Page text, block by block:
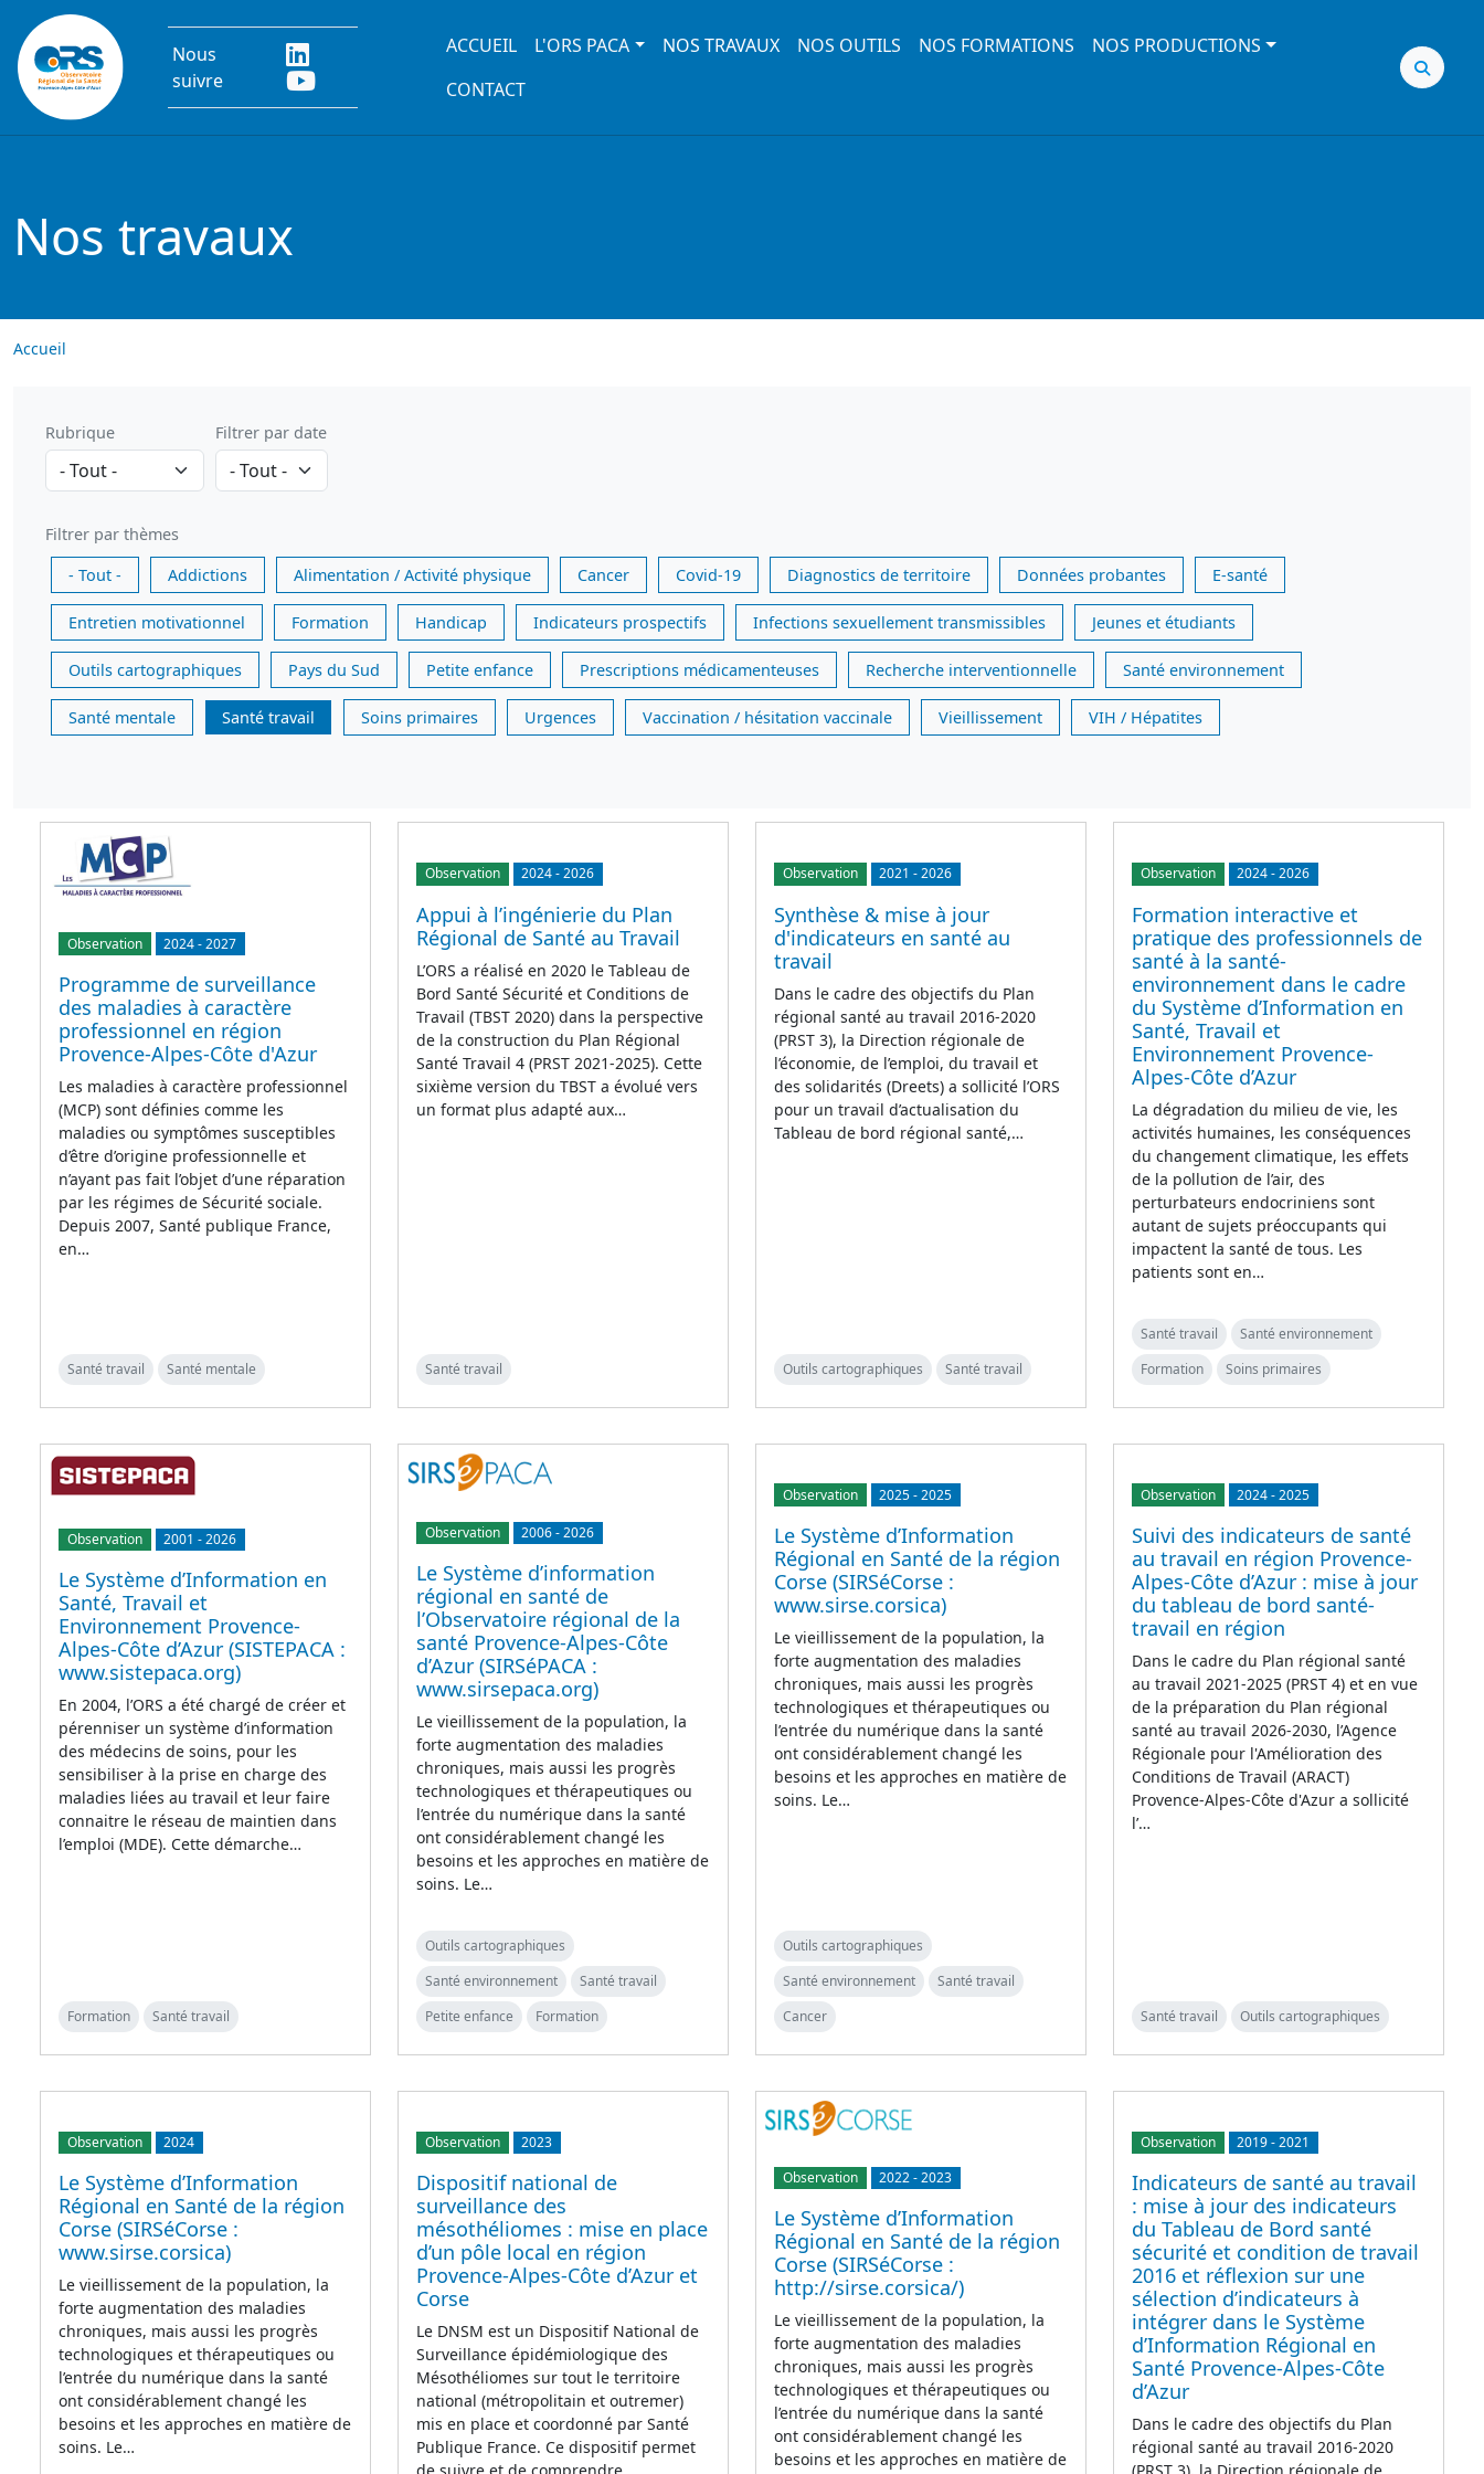
Aller au contenu principal
Nous
suivre
Main navigation
ACCUEIL L'ORS PACA NOS TRAVAUX NOS OUTILS NOS FORMATIONS
NOS PRODUCTIONS
CONTACT
Nos travaux
Accueil
Rubrique Filtrer par date
Filtrer par thèmes
- Tout -
Addictions Alimentation / Activité physique Cancer Covid-19 Diagnostics de territoire Données probantes E-santé
Entretien motivationnel Formation Handicap Indicateurs prospectifs Infections sexuellement transmissibles Jeunes et étudiants
Outils cartographiques Pays du Sud Petite enfance Prescriptions médicamenteuses Recherche interventionnelle Santé environnement
Santé mentale Santé travail Soins primaires Urgences Vaccination / hésitation vaccinale Vieillissement VIH / Hépatites
Observation 2024-2027
Programme de surveillance
des maladies à caractère
professionnel en région
Provence-Alpes-Côte d'Azur
Les maladies à caractère professionnel
(MCP) sont définies comme les
maladies ou symptômes susceptibles
d’être d’origine professionnelle et
n’ayant pas fait l’objet d’une réparation
par les régimes de Sécurité sociale.
Depuis 2007, Santé publique France,
en…
Santé travail Santé mentale
Observation 2024-2026
Appui à l’ingénierie du Plan
Régional de Santé au Travail
L’ORS a réalisé en 2020 le Tableau de
Bord Santé Sécurité et Conditions de
Travail (TBST 2020) dans la perspective
de la construction du Plan Régional
Santé Travail 4 (PRST 2021-2025). Cette
sixième version du TBST a évolué vers
un format plus adapté aux…
Santé travail
Observation 2021 -2026
Synthèse & mise à jour
d'indicateurs en santé au
travail
Dans le cadre des objectifs du Plan
régional santé au travail 2016-2020
(PRST 3), la Direction régionale de
l’économie, de l’emploi, du travail et
des solidarités (Dreets) a sollicité l’ORS
pour un travail d’actualisation du
Tableau de bord régional santé,…
Outils cartographiques Santé travail
Observation 2024-2026
Formation interactive et
pratique des professionnels de
santé à la santé-
environnement dans le cadre
du Système d’Information en
Santé, Travail et
Environnement Provence-
Alpes-Côte d’Azur
La dégradation du milieu de vie, les
activités humaines, les conséquences
du changement climatique, les effets
de la pollution de l’air, des
perturbateurs endocriniens sont
autant de sujets préoccupants qui
impactent la santé de tous. Les
patients sont en…
Santé travail
Santé environnement
Formation
Soins primaires
Observation 2001 -2026
Le Système d’Information en
Santé, Travail et
Environnement Provence-
Alpes-Côte d’Azur (SISTEPACA :
www.sistepaca.org)
En 2004, l’ORS a été chargé de créer et
pérenniser un système d’information
des médecins de soins, pour les
sensibiliser à la prise en charge des
maladies liées au travail et leur faire
connaitre le réseau de maintien dans
l’emploi (MDE). Cette démarche…
Formation Santé travail
Observation 2006-2026
Le Système d’information
régional en santé de
l’Observatoire régional de la
santé Provence-Alpes-Côte
d’Azur (SIRSéPACA :
www.sirsepaca.org)
Le vieillissement de la population, la
forte augmentation des maladies
chroniques, mais aussi les progrès
technologiques et thérapeutiques ou
l’entrée du numérique dans la santé
ont considérablement changé les
besoins et les approches en matière de
soins. Le…
Outils cartographiques
Santé environnement
Santé travail
Petite enfance
Formation
Observation 2025-2025
Le Système d’Information
Régional en Santé de la région
Corse (SIRSéCorse :
www.sirse.corsica)
Le vieillissement de la population, la
forte augmentation des maladies
chroniques, mais aussi les progrès
technologiques et thérapeutiques ou
l’entrée du numérique dans la santé
ont considérablement changé les
besoins et les approches en matière de
soins. Le…
Outils cartographiques
Santé environnement
Santé travail
Cancer
Observation 2024-2025
Suivi des indicateurs de santé
au travail en région Provence-
Alpes-Côte d’Azur : mise à jour
du tableau de bord santé-
travail en région
Dans le cadre du Plan régional santé
au travail 2021-2025 (PRST 4) et en vue
de la préparation du Plan régional
santé au travail 2026-2030, l’Agence
Régionale pour l'Amélioration des
Conditions de Travail (ARACT)
Provence-Alpes-Côte d'Azur a sollicité
l’…
Santé travail Outils cartographiques
Observation 2024
Le Système d’Information
Régional en Santé de la région
Corse (SIRSéCorse :
www.sirse.corsica)
Le vieillissement de la population, la
forte augmentation des maladies
chroniques, mais aussi les progrès
technologiques et thérapeutiques ou
l’entrée du numérique dans la santé
ont considérablement changé les
besoins et les approches en matière de
soins. Le…
Observation 2023
Dispositif national de
surveillance des
mésothéliomes : mise en place
d’un pôle local en région
Provence-Alpes-Côte d’Azur et
Corse
Le DNSM est un Dispositif National de
Surveillance épidémiologique des
Mésothéliomes sur tout le territoire
national (métropolitain et outremer)
mis en place et coordonné par Santé
Publique France. Ce dispositif permet
Observation 2022-2023
Le Système d’Information
Régional en Santé de la région
Corse (SIRSéCorse :
http://sirse.corsica/)
Le vieillissement de la population, la
forte augmentation des maladies
chroniques, mais aussi les progrès
technologiques et thérapeutiques ou
l’entrée du numérique dans la santé
ont considérablement changé les
besoins et les approches en matière de
Observation 2019-2021
Indicateurs de santé au travail
: mise à jour des indicateurs
du Tableau de Bord santé
sécurité et condition de travail
2016 et réflexion sur une
sélection d’indicateurs à
intégrer dans le Système
d’Information Régional en
Santé Provence-Alpes-Côte
d’Azur
Dans le cadre des objectifs du Plan
régional santé au travail 2016-2020